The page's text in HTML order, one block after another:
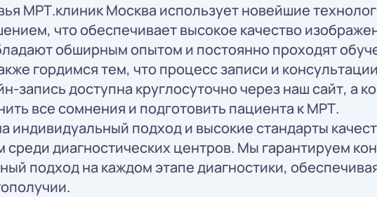
МРТ.клиник Москва использует новейшие
что обеспечивает высокое качество
обширным опытом и постоянно проходят
гордимся тем, что процесс записи и
запись доступна круглосуточно через наш сайт, а
все сомнения и подготовить пациента к МРТ.
индивидуальный подход и высокие стандарты
диагностических центров. Мы гарантируем
подход на каждом этапе диагностики,